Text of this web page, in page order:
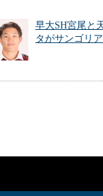
早大SH宮尾と
タがサンゴリ